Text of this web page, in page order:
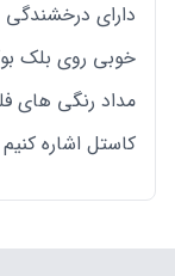
دارای درخشندگی
خوبی روی بلک
مداد رنگی های
کاستل اشاره